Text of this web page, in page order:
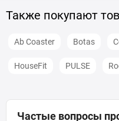
Также покупают
Ab Coaster Botas
HouseFit PULSE
Частые вопросы